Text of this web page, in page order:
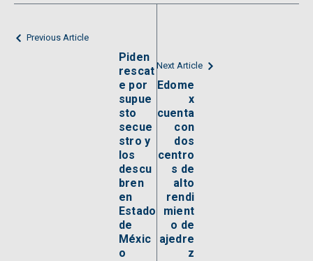
Previous Article
Piden
rescat
e por
supue
sto
secue
stro y
los
descu
bren
en
Estado
de
Méxic
o
Next Article
Edome
x
cuenta
con
dos
centro
s de
alto
rendi
mient
o de
ajedre
z